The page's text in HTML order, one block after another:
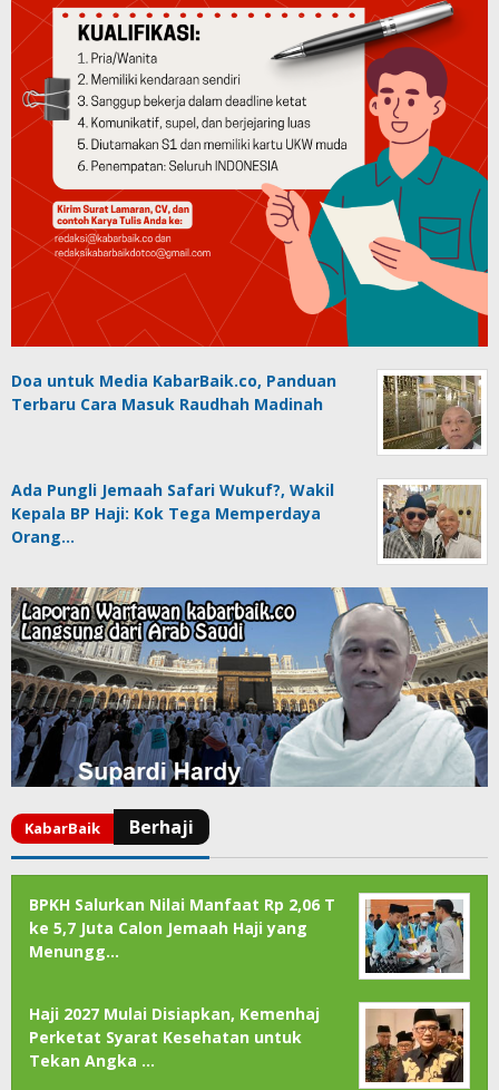
Doa untuk Media KabarBaik.co, Panduan
Terbaru Cara Masuk Raudhah Madinah
Ada Pungli Jemaah Safari Wukuf?, Wakil
Kepala BP Haji: Kok Tega Memperdaya
Orang…
BPKH Salurkan Nilai Manfaat Rp 2,06 T
ke 5,7 Juta Calon Jemaah Haji yang
Menungg…
Haji 2027 Mulai Disiapkan, Kemenhaj
Perketat Syarat Kesehatan untuk
Tekan Angka …